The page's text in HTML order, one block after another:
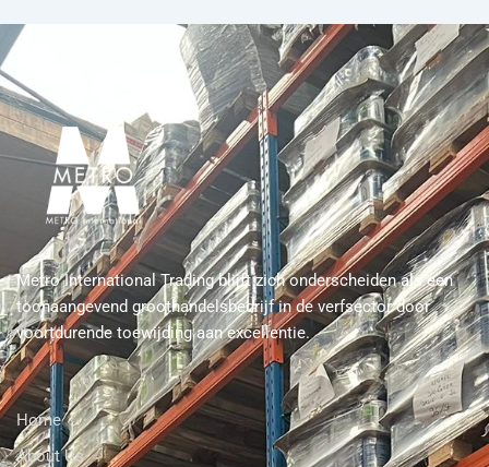
Metro International Trading blijft zich onderscheiden als een
toonaangevend groothandelsbedrijf in de verfsector door
voortdurende toewijding aan excellentie.
Home
About Us